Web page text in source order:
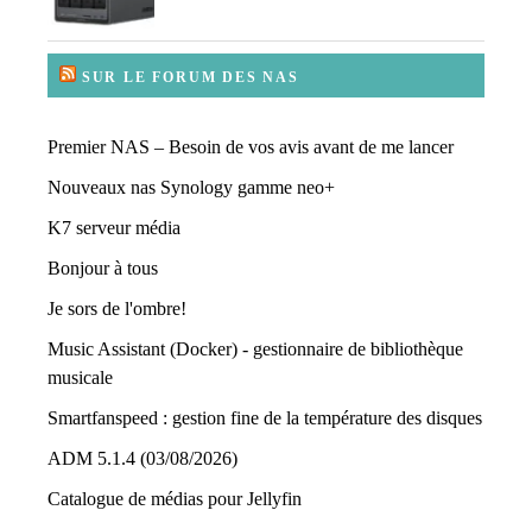
SUR LE FORUM DES NAS
Premier NAS – Besoin de vos avis avant de me lancer
Nouveaux nas Synology gamme neo+
K7 serveur média
Bonjour à tous
Je sors de l'ombre!
Music Assistant (Docker) - gestionnaire de bibliothèque
musicale
Smartfanspeed : gestion fine de la température des disques
ADM 5.1.4 (03/08/2026)
Catalogue de médias pour Jellyfin